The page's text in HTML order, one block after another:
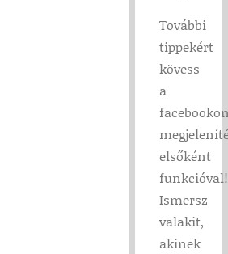
További
tippekért
kövess
a
elsőként
funkcióval!
Ismersz
valakit,
akinek